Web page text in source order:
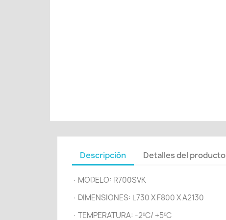
Descripción Detalles del producto
· MODELO: R700SVK
· DIMENSIONES: L730 X F800 X A2130
· TEMPERATURA: -2ºC/ +5ºC